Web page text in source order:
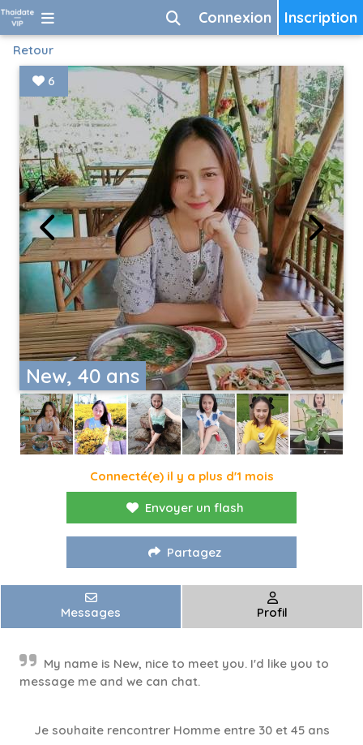
Inscription
Connexion
Retour
New, 40 ans
6
Connecté(e) il y a plus d'1 mois
Envoyer un flash
Partagez
Messages Profil
My name is New, nice to meet you. I'd like you to
message me and we can chat.
Je souhaite rencontrer Homme entre 30 et 45 ans